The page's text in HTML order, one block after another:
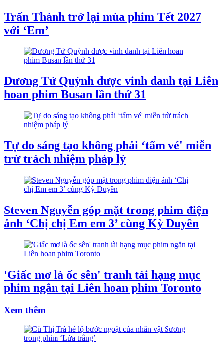
Trấn Thành trở lại mùa phim Tết 2027
với ‘Em’
Dương Tử Quỳnh được vinh danh tại Liên
hoan phim Busan lần thứ 31
Tự do sáng tạo không phải ‘tấm vé' miễn
trừ trách nhiệm pháp lý
Steven Nguyễn góp mặt trong phim điện
ảnh ‘Chị chị Em em 3’ cùng Kỳ Duyên
'Giấc mơ là ốc sên' tranh tài hạng mục
phim ngắn tại Liên hoan phim Toronto
Xem thêm